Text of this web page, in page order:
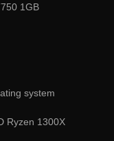
1GB
system
Ryzen 1300X